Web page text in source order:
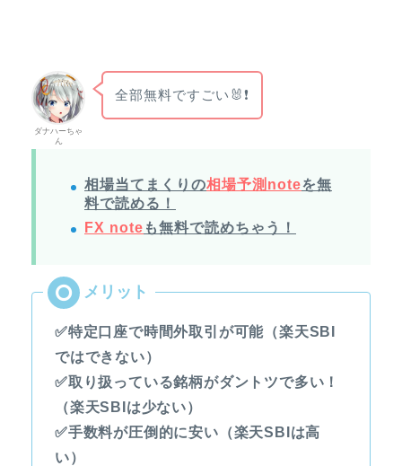
ダナハーちゃ
ん
全部無料ですごい🐰❗
相場当てまくりの相場予測noteを無
料で読める！
FX note も無料で読めちゃう！
✅特定口座で時間外取引が可能（楽天SBI
ではできない）
✅取り扱っている銘柄がダントツで多い！
（楽天SBIは少ない）
✅手数料が圧倒的に安い（楽天SBIは高
い）